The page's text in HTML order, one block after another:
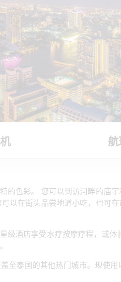
的色彩。 您可以到访河畔的庙
以在街头品尝地道小吃，也可
级酒店享受水疗按摩疗程，或体
至泰国的其他热门城市。现使